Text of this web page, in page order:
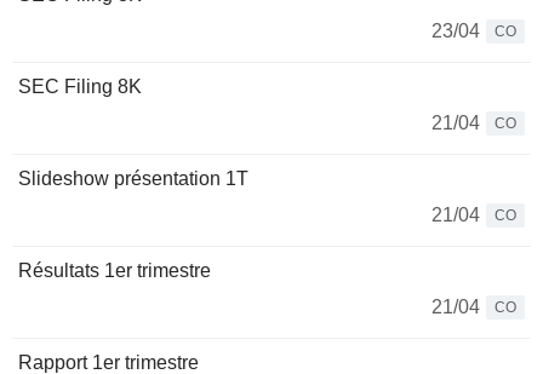
23/04
CO
SEC Filing 8K
21/04
CO
Slideshow présentation 1T
21/04
CO
Résultats 1er trimestre
21/04
CO
Rapport 1er trimestre